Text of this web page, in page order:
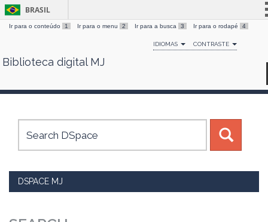
Skip
BRASIL
Simplifique!
Comunica BR
Canais
Ir para o conteúdo 1 Ir para o menu 2 Ir para a busca 3 Ir para o rodapé 4
IDIOMAS CONTRASTE
Biblioteca digital MJ
DSPACE MJ